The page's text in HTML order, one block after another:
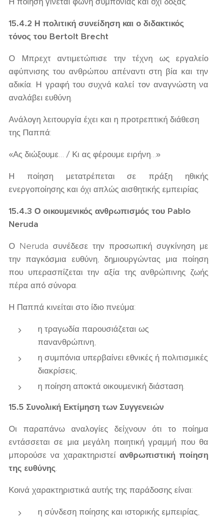
15.4.2 Η πολιτική συνείδηση και ο διδακτικός
τόνος του Bertolt Brecht
Ο Μπρεχτ αντιμετώπισε την τέχνη ως εργαλείο
αφύπνισης του ανθρώπου απέναντι στη βία και την
αδικία. Η γραφή του συχνά καλεί τον αναγνώστη να
αναλάβει ευθύνη.
Ανάλογη λειτουργία έχει και η προτρεπτική διάθεση
της Παππά:
«Ας διώξουμε… / Κι ας φέρουμε ειρήνη…»
Η ποίηση μετατρέπεται σε πράξη ηθικής
ενεργοποίησης και όχι απλώς αισθητικής εμπειρίας.
15.4.3 Ο οικουμενικός ανθρωπισμός του Pablo
Neruda
Ο Neruda συνέδεσε την προσωπική συγκίνηση με
την παγκόσμια ευθύνη, δημιουργώντας μια ποίηση
που υπερασπίζεται την αξία της ανθρώπινης ζωής
πέρα από σύνορα.
Η Παππά κινείται στο ίδιο πνεύμα:
η τραγωδία παρουσιάζεται ως
πανανθρώπινη,
η συμπόνια υπερβαίνει εθνικές ή πολιτισμικές
διακρίσεις,
η ποίηση αποκτά οικουμενική διάσταση.
15.5 Συνολική Εκτίμηση των Συγγενειών
Οι παραπάνω αναλογίες δείχνουν ότι το ποίημα
εντάσσεται σε μια μεγάλη ποιητική γραμμή που θα
μπορούσε να χαρακτηριστεί ανθρωπιστική ποίηση
της ευθύνης.
Κοινά χαρακτηριστικά αυτής της παράδοσης είναι:
η σύνδεση ποίησης και ιστορικής εμπειρίας,